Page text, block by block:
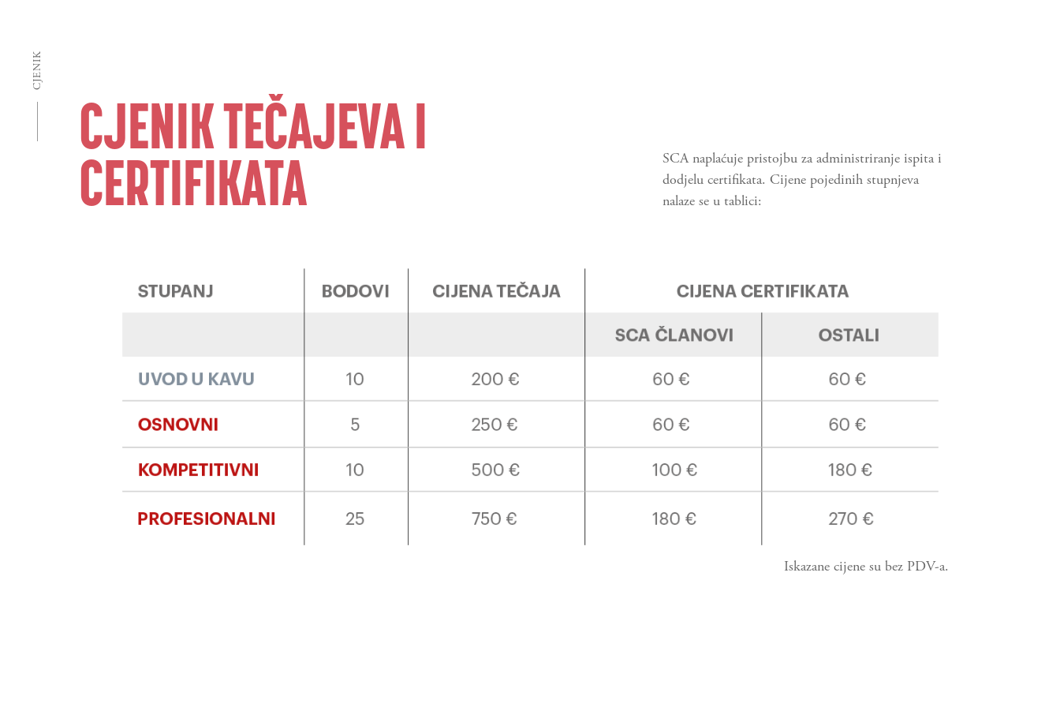
CJENIK
CJENIK TEČAJEVA I
CERTIFIKATA
SCA naplaćuje pristojbu za administriranje ispita i
dodjelu certifikata. Cijene pojedinih stupnjeva
nalaze se u tablici:
Iskazane cijene su bez PDV-a.